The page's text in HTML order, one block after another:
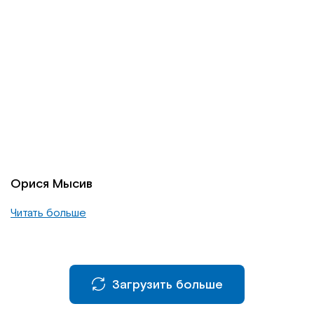
Орися Мысив
Читать больше
Загрузить больше